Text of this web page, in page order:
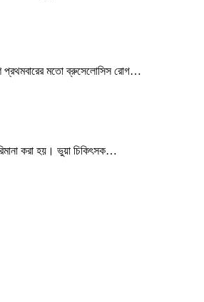
প্রথমবারের মতো ব্রুসেলোসিস রোগ…
করা হয়। ভুয়া চিকিৎসক…